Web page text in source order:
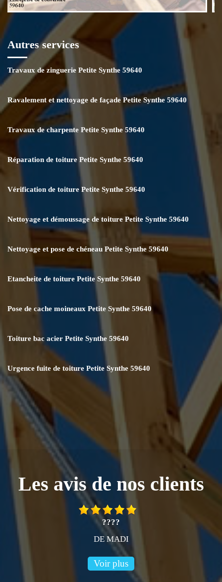
Autres services
Travaux de zinguerie Petite Synthe 59640
Ravalement et nettoyage de façade Petite Synthe 59640
Travaux de charpente Petite Synthe 59640
Réparation de toiture Petite Synthe 59640
Vérification de toiture Petite Synthe 59640
Nettoyage et démoussage de toiture Petite Synthe 59640
Nettoyage et pose de chéneau Petite Synthe 59640
Etancheite de toiture Petite Synthe 59640
Pose de cache moineaux Petite Synthe 59640
Toiture bac acier Petite Synthe 59640
Urgence fuite de toiture Petite Synthe 59640
Les avis de nos clients
????
DE MADI
Voir plus